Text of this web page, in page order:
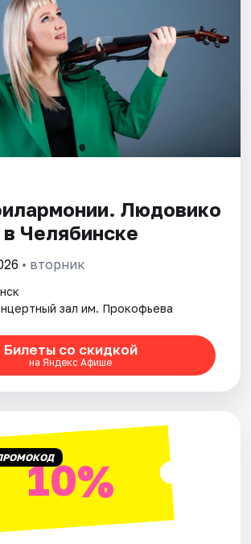
Людовико
Челябинске
• вторник
зал им. Прокофьева
Билеты со скидкой
на Яндекс Афише
10%